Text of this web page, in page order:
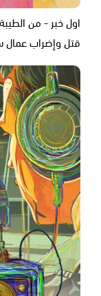
اول خبر - من
قتل وإضراب عمال